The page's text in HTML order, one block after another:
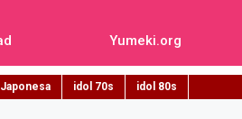
Yumeki.org
idol 70s idol 80s